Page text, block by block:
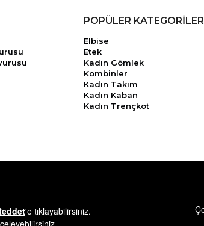
POPÜLER KATEGORİLER
Elbise
Etek
Kadın Gömlek
Kombinler
Kadın Takım
Kadın Kaban
Kadın Trençkot
- Tüm Hakları Saklıdır.